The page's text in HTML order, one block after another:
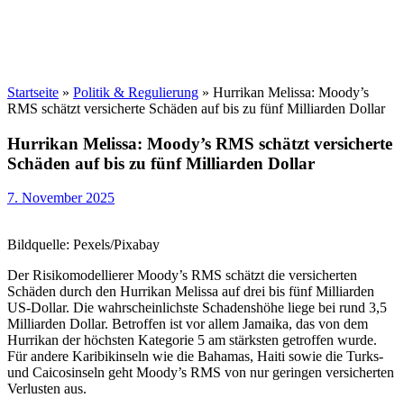
Startseite » Politik & Regulierung » Hurrikan Melissa: Moody’s
RMS schätzt versicherte Schäden auf bis zu fünf Milliarden Dollar
Hurrikan Melissa: Moody’s RMS schätzt versicherte
Schäden auf bis zu fünf Milliarden Dollar
7. November 2025
Bildquelle: Pexels/Pixabay
Der Risikomodellierer Moody’s RMS schätzt die versicherten
Schäden durch den Hurrikan Melissa auf drei bis fünf Milliarden
US-Dollar. Die wahrscheinlichste Schadenshöhe liege bei rund 3,5
Milliarden Dollar. Betroffen ist vor allem Jamaika, das von dem
Hurrikan der höchsten Kategorie 5 am stärksten getroffen wurde.
Für andere Karibikinseln wie die Bahamas, Haiti sowie die Turks-
und Caicosinseln geht Moody’s RMS von nur geringen versicherten
Verlusten aus.